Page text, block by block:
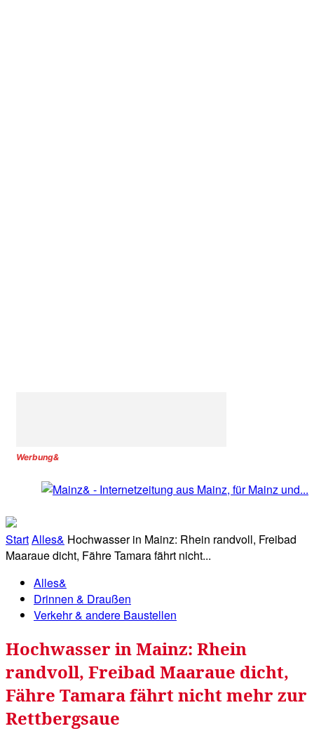
Werbung&
StartAlles& Hochwasser in Mainz: Rhein randvoll, Freibad
Maaraue dicht, Fähre Tamara fährt nicht...
Alles&
Drinnen & Draußen
Verkehr & andere Baustellen
Hochwasser in Mainz: Rhein
randvoll, Freibad Maaraue dicht,
Fähre Tamara fährt nicht mehr zur
Rettbergsaue